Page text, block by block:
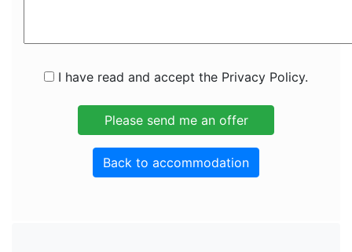
I have read and accept the Privacy Policy.
Back to accommodation